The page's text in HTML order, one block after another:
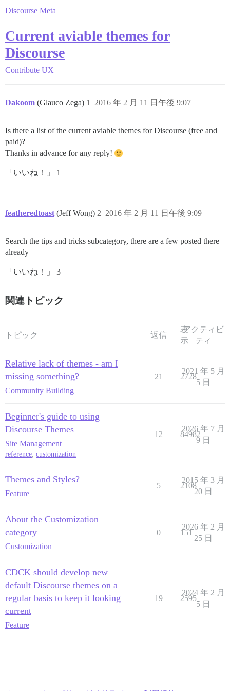
Discourse Meta
Current aviable themes for
Discourse
Contribute UX
Dakoom (Glauco Zega) 2016 年 2 月 11 日午後 9:07
1
Is there a list of the current aviable themes for Discourse (free and
paid)?
Thanks in advance for any reply!
「いいね！」 1
featheredtoast (Jeff Wong) 2016 年 2 月 11 日午後 9:09
2
Search the tips and tricks subcategory, there are a few posted there
already
「いいね！」 3
関連トピック
トピック 返信
表
示
アクティビ
ティ
Relative lack of themes - am I
missing something?
Community Building
21 2728
2021 年 5 月
5 日
Beginner's guide to using
Discourse Themes
Site Management
reference, customization
12 84982
2026 年 7 月
9 日
Themes and Styles?
Feature
5 2108
2015 年 3 月
20 日
About the Customization
category
Customization
0 151
2026 年 2 月
25 日
CDCK should develop new
default Discourse themes on a
regular basis to keep it looking
current
Feature
19 2595
2024 年 2 月
5 日